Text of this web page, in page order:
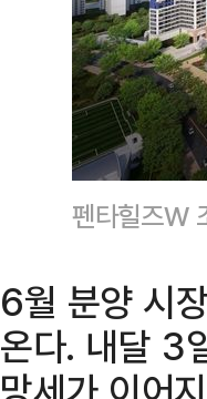
펜타힐즈W
6월 분양 시
온다. 내달 3